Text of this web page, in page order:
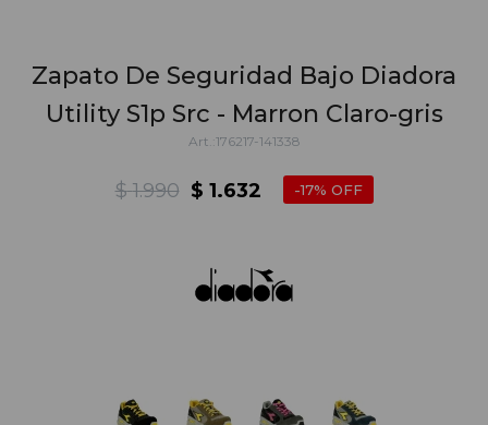
Zapato De Seguridad Bajo Diadora
Utility S1p Src - Marron Claro-gris
176217-141338
$ 1.632
$ 1.990 17